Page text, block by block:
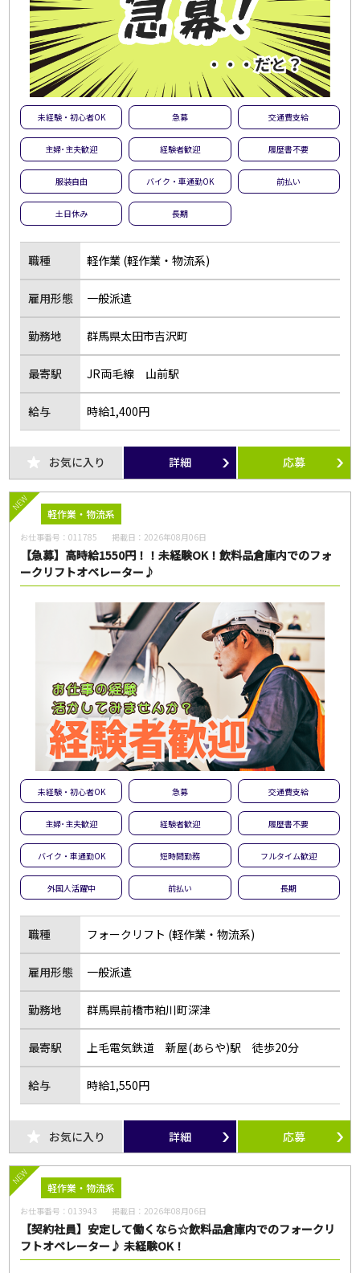
未経験・初心者OK 急募 交通費支給
主婦･主夫歓迎 経験者歓迎 履歴書不要
服装自由 バイク・車通勤OK 前払い
土日休み 長期
職種 軽作業 (軽作業・物流系)
雇用形態 一般派遣
勤務地 群馬県太田市吉沢町
最寄駅 JR両毛線 山前駅
給与 時給1,400円
お気に入り 詳細 応募
NEW
軽作業・物流系
お仕事番号：011785 掲載日： 2026年08月06日
【急募】高時給1550円！！未経験OK！飲料品倉庫内でのフォ
ークリフトオペレーター♪
未経験・初心者OK 急募 交通費支給
主婦･主夫歓迎 経験者歓迎 履歴書不要
バイク・車通勤OK 短時間勤務 フルタイム歓迎
外国人活躍中 前払い 長期
職種 フォークリフト (軽作業・物流系)
雇用形態 一般派遣
勤務地 群馬県前橋市粕川町深津
最寄駅 上毛電気鉄道 新屋(あらや)駅 徒歩20分
給与 時給1,550円
お気に入り 詳細 応募
NEW
軽作業・物流系
お仕事番号：013943 掲載日： 2026年08月06日
【契約社員】安定して働くなら☆飲料品倉庫内でのフォークリ
フトオペレーター♪ 未経験OK！